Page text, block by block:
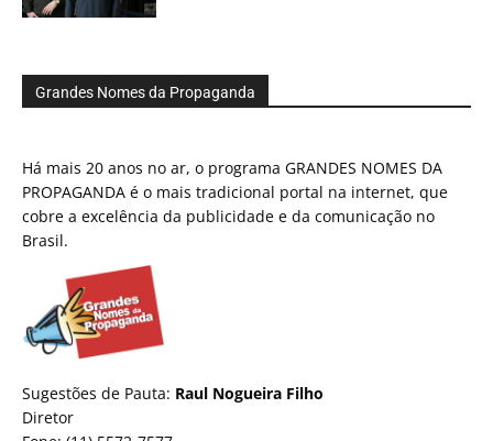
Grandes Nomes da Propaganda
Há mais 20 anos no ar, o programa GRANDES NOMES DA
PROPAGANDA é o mais tradicional portal na internet, que
cobre a excelência da publicidade e da comunicação no
Brasil.
Sugestões de Pauta: Raul Nogueira Filho
Diretor